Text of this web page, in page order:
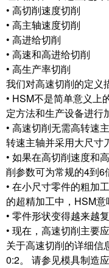
• 高切削速度切削
• 高主轴速度切削
• 高进给切削
• 高速和高进给切削
• 高生产率切削
我们对高速切削的定义
• HSM不是简单意义上
定方法和生产设备进行
• 高速切削无需高转速
转速主轴并采用大尺寸
• 如果在高切削速度和
削参数可为常规的4到6
• 在小尺寸零件的粗加
的超精加工中，HSM意
• 零件形状变得越来越
• 现在，高速切削主要
关于高速切削的详细信
0:2。 请参见模具制造